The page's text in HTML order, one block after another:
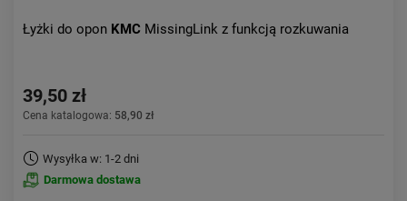
Łyżki do opon KMC MissingLink z funkcją rozkuwania
39,50 zł
Cena katalogowa: 58,90 zł
Wysyłka w: 1-2 dni
Darmowa dostawa